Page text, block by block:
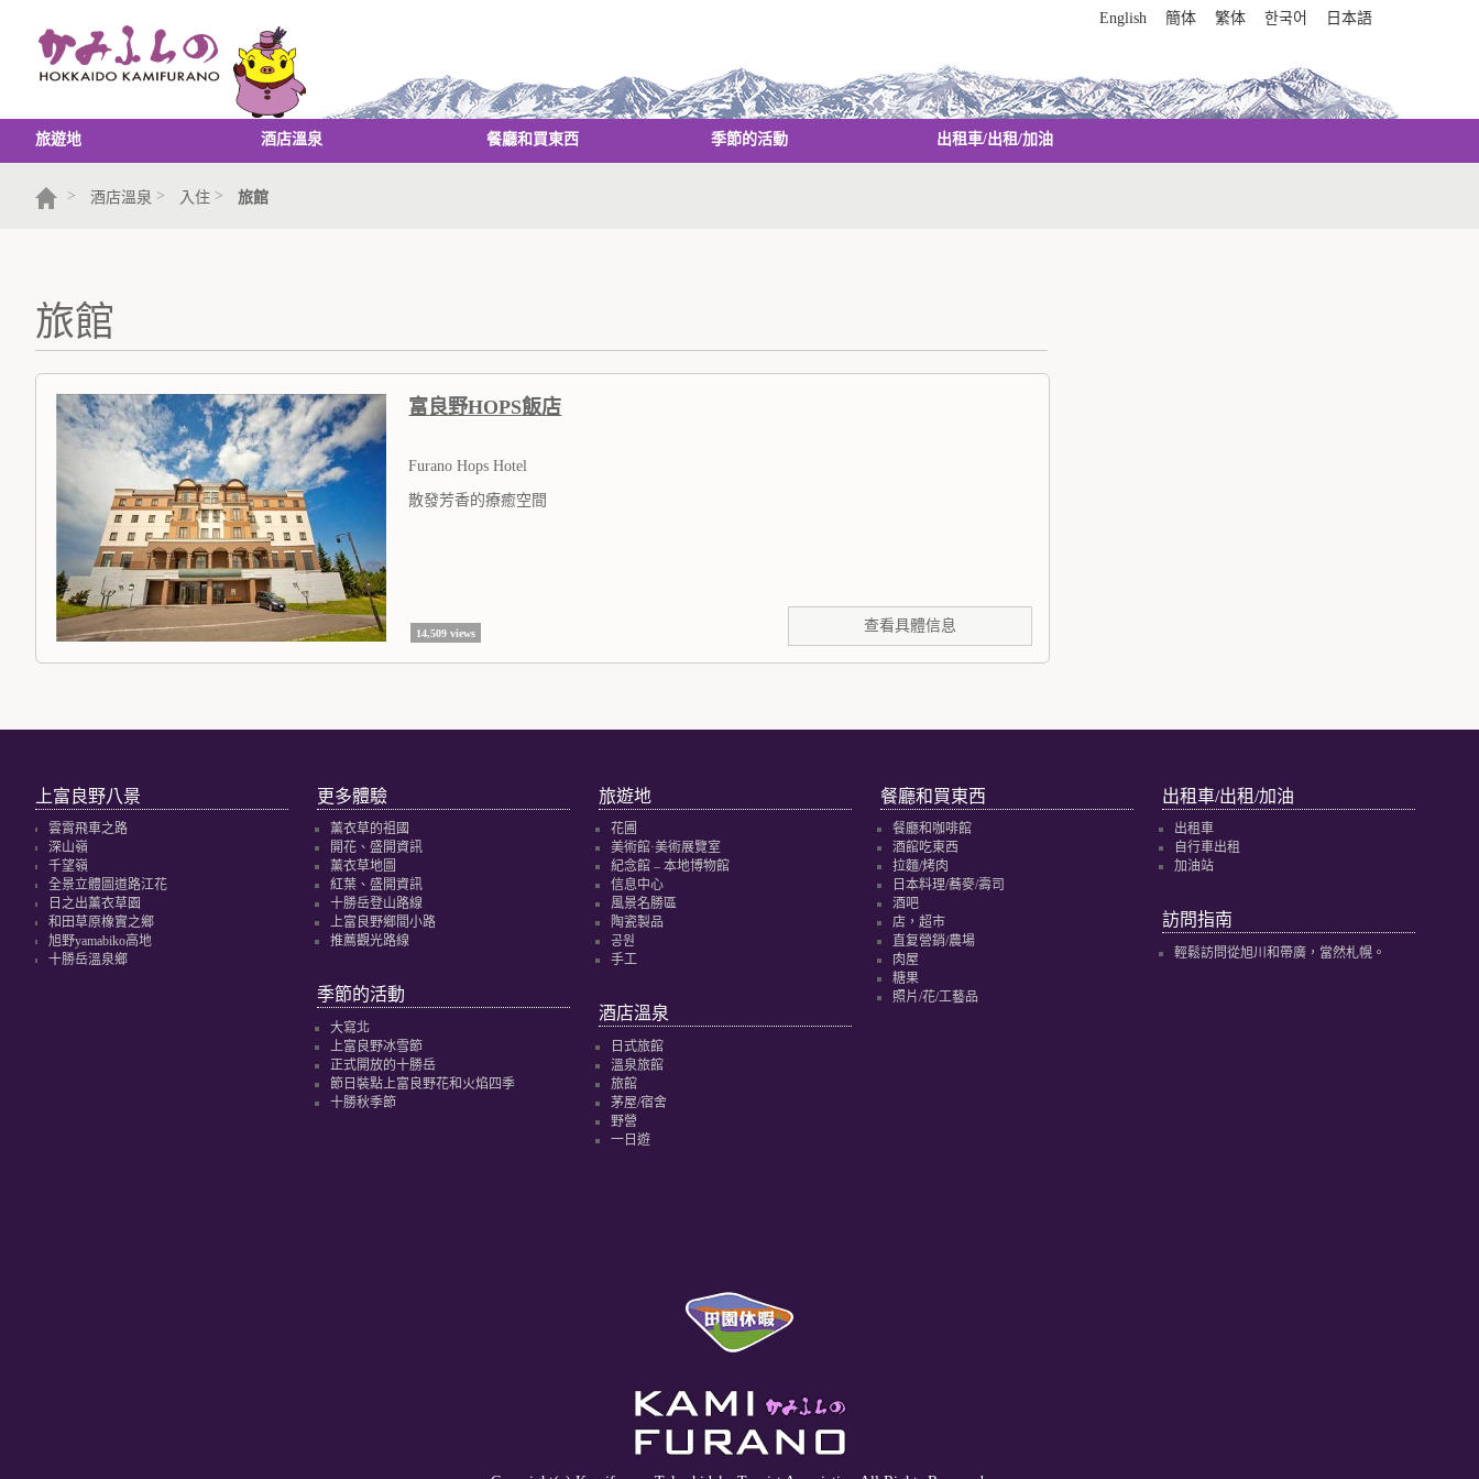
English 簡体 繁体 한국어 日本語
旅遊地 酒店溫泉 餐廳和買東西 季節的活動 出租車/出租/加油
> 酒店溫泉 > 入住 > 旅館
旅館
富良野HOPS飯店
Furano Hops Hotel
散發芳香的療癒空間
14,509 views 查看具體信息
上富良野八景
雲霄飛車之路
深山嶺
千望嶺
全景立體圖道路江花
日之出薰衣草園
和田草原橡實之鄉
旭野yamabiko高地
十勝岳溫泉鄉
更多體驗
薰衣草的祖國
開花、盛開資訊
薰衣草地圖
紅葉、盛開資訊
十勝岳登山路線
上富良野鄉間小路
推薦觀光路線
季節的活動
大寫北
上富良野冰雪節
正式開放的十勝岳
節日裝點上富良野花和火焰四季
十勝秋季節
旅遊地
花圃
美術館·美術展覽室
紀念館 – 本地博物館
信息中心
風景名勝區
陶瓷製品
공원
手工
酒店溫泉
日式旅館
溫泉旅館
旅館
茅屋/宿舍
野營
一日遊
餐廳和買東西
餐廳和咖啡館
酒館吃東西
拉麵/烤肉
日本料理/蕎麥/壽司
酒吧
店，超市
直复營銷/農場
肉屋
糖果
照片/花/工藝品
出租車/出租/加油
出租車
自行車出租
加油站
訪問指南
輕鬆訪問從旭川和帶廣，當然札幌。